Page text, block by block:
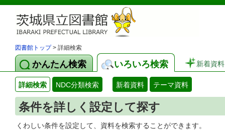
図書館トップ> 詳細検索
かんたん検索 いろいろ検索 新着資料
詳細検索 NDC分類検索 新着資料 テーマ資料
条件を詳しく設定して探す
くわしい条件を設定して、資料を検索することができます。